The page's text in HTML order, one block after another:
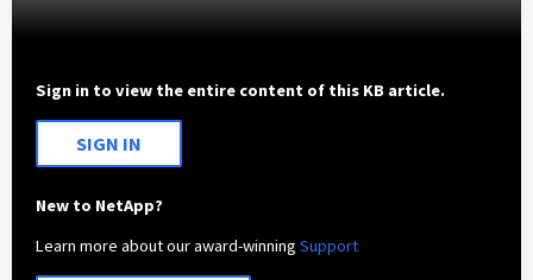
Sign in to view the entire content of this KB article.
SIGN IN
New to NetApp?
Learn more about our award-winningSupport